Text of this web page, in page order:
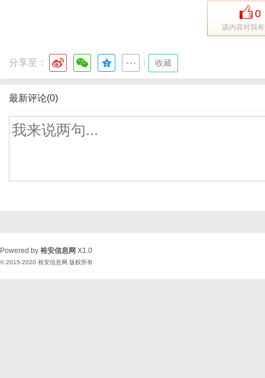
0
该内容对我
分享至： 收藏
最新评论(0)
Powered by 裕安信息网 X1.0
© 2015-2020 裕安信息网 版权所有